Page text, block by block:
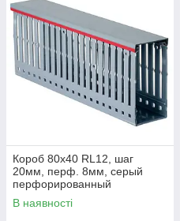
Короб 80х40 RL12, шаг
20мм, перф. 8мм, серый
перфорированный
В наявності